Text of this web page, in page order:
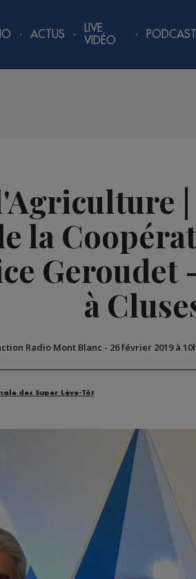
ACTUS
LIVE
VIDÉO
la
à
Radio Mont Blanc - 26 février 2019 à
des Super Lève-Tôt